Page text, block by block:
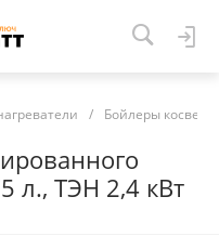
/ Бойлеры
л., ТЭН 2,4 кВт